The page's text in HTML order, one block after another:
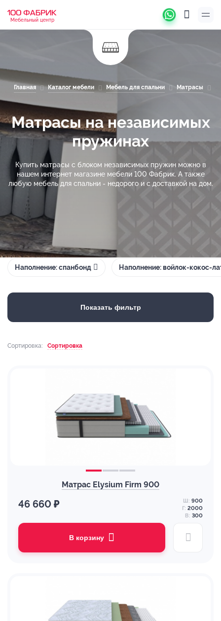
Мебельный центр
Главная Каталог мебели Мебель для спальни Матрасы
Матрасы на независимых
пружинах
Купить матрасы с блоком независимых пружин можно в
нашем интернет магазине мебели 100 Фабрик. А также
любую мебель для спальни - недорого и с доставкой на дом.
Наполнение: спанбонд Наполнение: войлок-кокос-
Показать фильтр
Сортировка: Сортировка
Матрас Elysium Firm 900
46 660 ₽ Ш: 900
Г: 2000
В: 300
В корзину